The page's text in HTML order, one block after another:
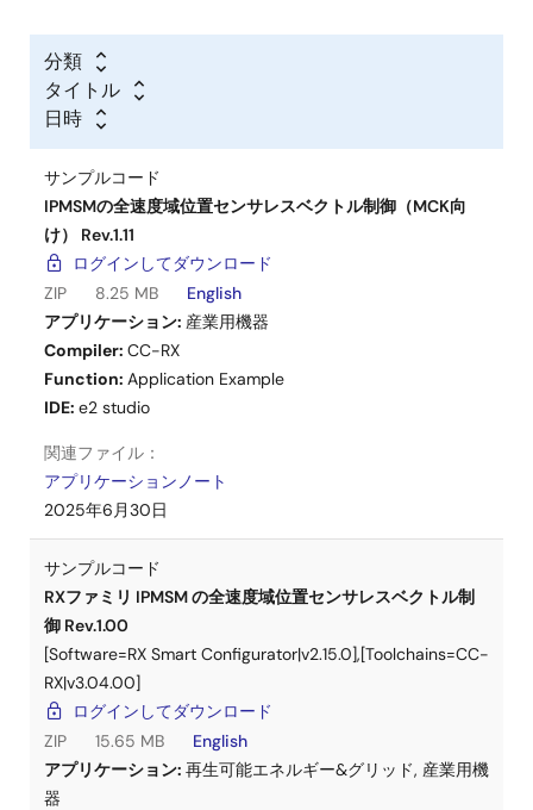
（MCK向け） Rev.1.11(PDF |English,日本語)
サンプルソフト
IPMSMの全速度域位置センサレスベクトル制御
（MCK向け） Rev.1.11
RX26T MCK
通信ボード
MC-COM
分類
タイトル
日時
サンプルコード
IPMSMの全速度域位置センサレスベクトル制御（MCK向
け） Rev.1.11
ログインしてダウンロード
ZIP
8.25 MB
English
アプリケーション: 産業用機器
Compiler: CC-RX
Function: Application Example
IDE: e2 studio
関連ファイル：
アプリケーションノート
2025年6月30日
サンプルコード
RXファミリ IPMSM の全速度域位置センサレスベクトル制
御 Rev.1.00
[Software=RX Smart Configurator|v2.15.0],[Toolchains=CC-
RX|v3.04.00]
ログインしてダウンロード
ZIP
15.65 MB
English
アプリケーション: 再生可能エネルギー&グリッド, 産業用機
器